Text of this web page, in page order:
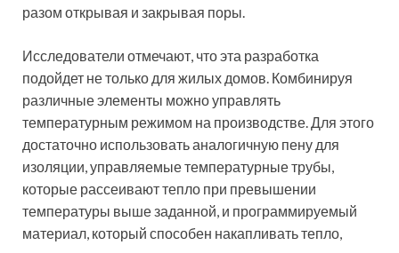
разом открывая и закрывая поры.
Исследователи отмечают, что эта разработка
подойдет не только для жилых домов. Комбинируя
различные элементы можно управлять
температурным режимом на производстве. Для этого
достаточно использовать аналогичную пену для
изоляции, управляемые температурные трубы,
которые рассеивают тепло при превышении
температуры выше заданной, и программируемый
материал, который способен накапливать тепло,